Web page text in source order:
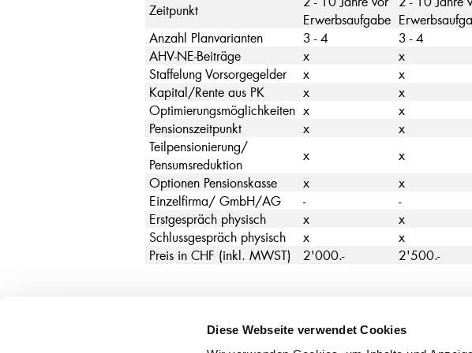
Diese Webseite verwendet Cookies
Zeitpunkt
Erwerbsaufgabe
Anzahl Planvarianten
3 - 4 3 - 4
AHV-NE-Beiträge
x x
Staffelung Vorsorgegelder
x x
Kapital/Rente aus PK
x x
Optimierungsmöglichkeiten x x
Pensionszeitpunkt
x x
Teilpensionierung/
Pensumsreduktion
x x
Optionen Pensionskasse
x x
Einzelfirma/ GmbH/AG
- -
Erstgespräch physisch
x x
Schlussgespräch physisch
x x
Preis in CHF (inkl. MWST)
2'000.- 2'500.-